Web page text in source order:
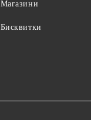
Магазини
Бисквитки